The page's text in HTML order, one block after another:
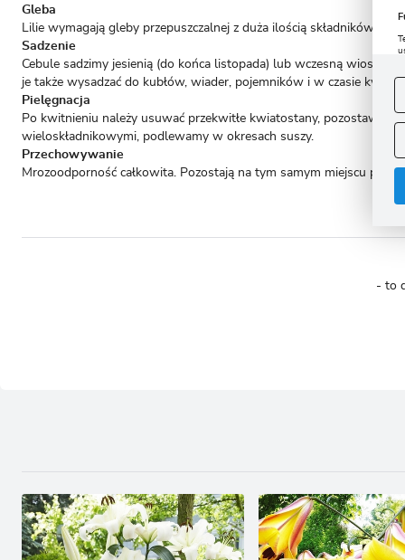
Gleba
Lilie wymagają gleby przepuszczalnej z duża ilością składników
Sadzenie
Cebule sadzimy jesienią (do końca listopada) lub wczesną wiosną
je także wysadzać do kubłów, wiader, pojemników i w czasie
Pielęgnacja
Po kwitnieniu należy usuwać przekwitłe kwiatostany,
wieloskładnikowymi, podlewamy w okresach suszy.
Przechowywanie
Mrozoodporność całkowita. Pozostają na tym samym miejscu przez
- to